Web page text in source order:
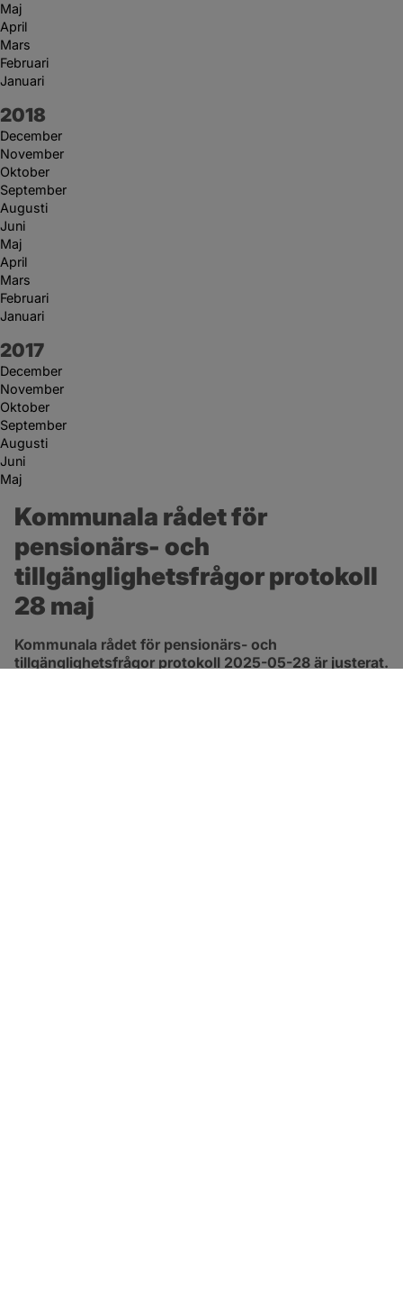
Maj
April
Mars
Februari
Januari
År:
2018
December
November
Oktober
September
Augusti
Juni
Maj
April
Mars
Februari
Januari
År:
2017
December
November
Oktober
September
Augusti
Juni
Maj
Kommunala rådet för
pensionärs- och
tillgänglighetsfrågor protokoll
28 maj
Kommunala rådet för pensionärs- och
tillgänglighetsfrågor protokoll 2025-05-28 är justerat.